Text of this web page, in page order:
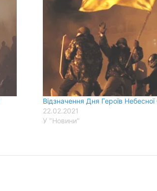
Відзначення Дня Героїв Небесної
22.02.2021
У "Новини"